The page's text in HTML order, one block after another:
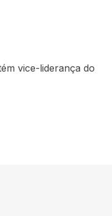
vice-liderança do